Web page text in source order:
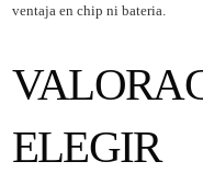
ventaja en chip ni bateria.
ELEGIR